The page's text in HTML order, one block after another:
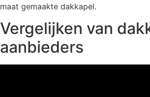
maat gemaakte dakkapel.
Vergelijken van
aanbieders